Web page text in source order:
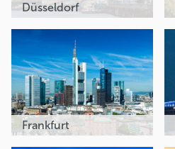
Düsseldorf
Frankfurt